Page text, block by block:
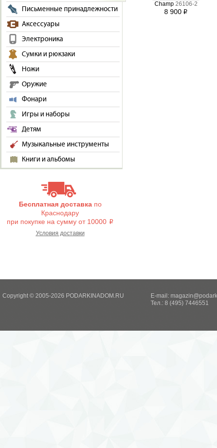
Письменные принадлежности
Аксессуары
Электроника
Сумки и рюкзаки
Ножи
Оружие
Фонари
Игры и наборы
Детям
Музыкальные инструменты
Книги и альбомы
Бесплатная доставкапо
Краснодару
при покупке на сумму от 10000 i
Условия доставки
Champ 26106-2
8 900 i
Copyright © 2005-2026 PODARKINADOM.RU E-mail:
Тел.: 8 (495) 7446551